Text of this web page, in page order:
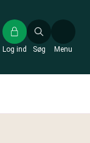
Søg
Log ind Menu